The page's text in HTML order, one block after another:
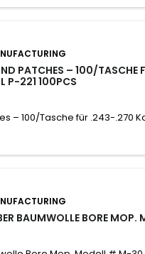
PATCHES – 100/
P-221 100PCS
– 100/Tasche für .243-.270
BAUMWOLLE BORE